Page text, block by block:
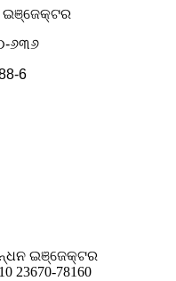
ଇଞ୍ଜେକ୍ଟର
୬୩୬
6